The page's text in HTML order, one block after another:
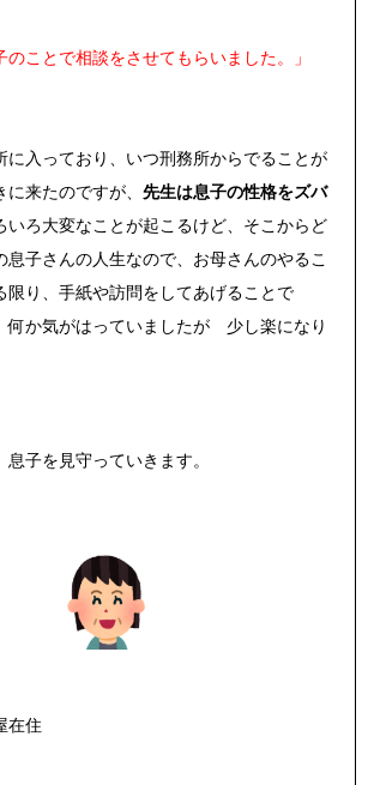
のことで相談をさせてもらいました。」
に入っており、いつ刑務所からでることが
来たのですが、 先生は息子の性格をズバ
いろ大変なことが起こるけど、そこからど
息子さんの人生なので、お母さんのやるこ
限り、手紙や訪問をしてあげることで
何か気がはっていましたが 少し楽になり
子を見守っていきます。
在住